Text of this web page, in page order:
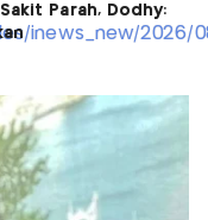
Parah, Dodhy: